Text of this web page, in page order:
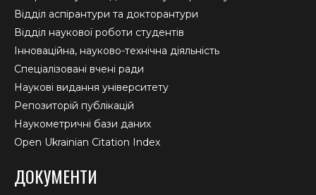
Відділ аспірантури та докторантури
Відділ наукової роботи студентів
Інноваційна, науково-технічна діяльність
Спеціалізовані вчені ради
Наукові видання університету
Репозиторій публікацій
Наукометричні бази даних
Open Ukrainian Citation Index
ДОКУМЕНТИ